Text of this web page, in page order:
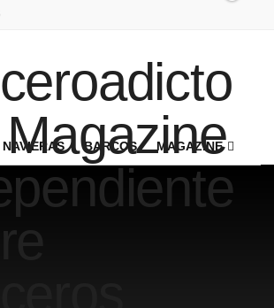
NAVIERAS BARCOS MAGAZINE